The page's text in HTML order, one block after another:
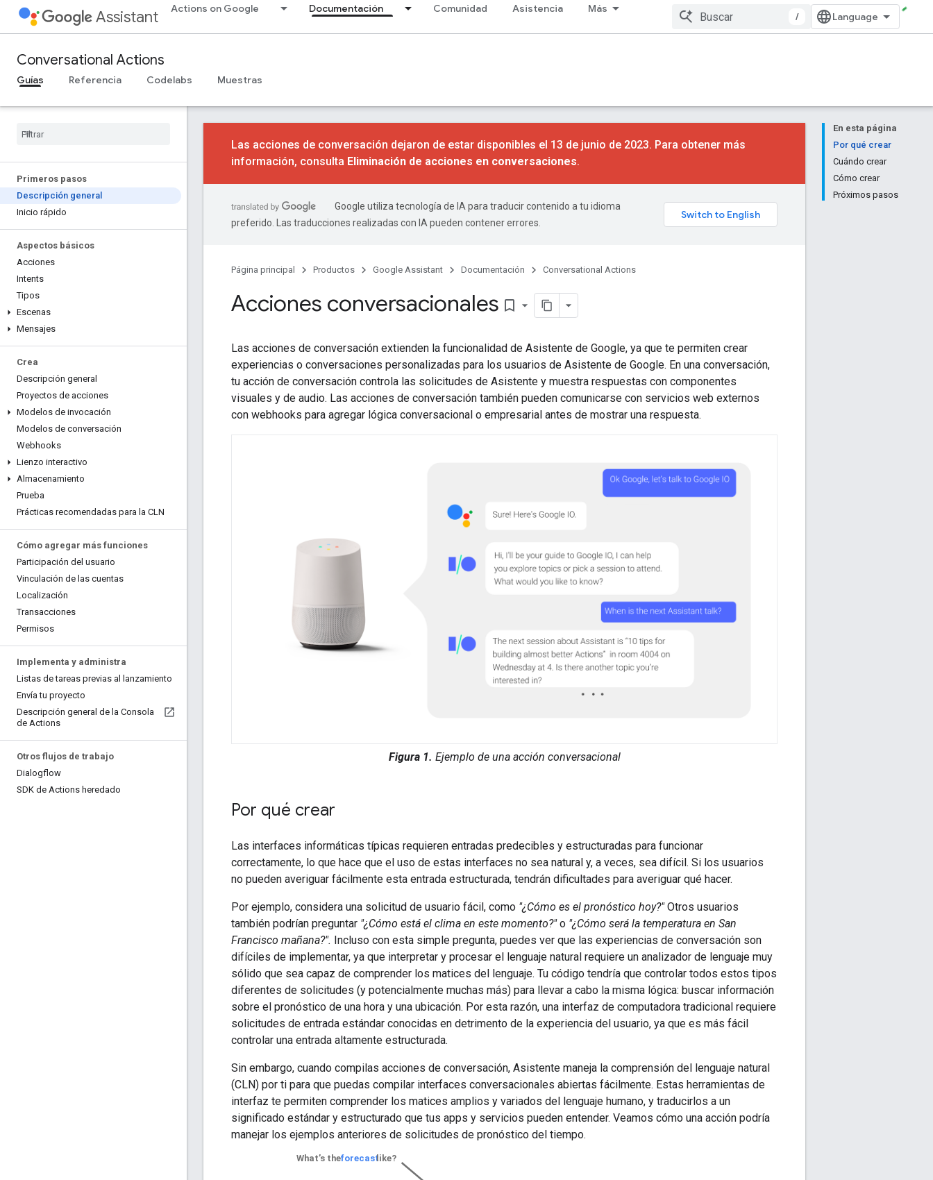
Assistant Actions on Google Documentación Comunidad Asistencia Más
/
Conversational Actions
Guías Referencia Codelabs Muestras
Primeros pasos
Descripción general
Inicio rápido
Aspectos básicos
Acciones
Intents
Tipos
Escenas
Mensajes
Crea
Descripción general
Proyectos de acciones
Modelos de invocación
Modelos de conversación
Webhooks
Lienzo interactivo
Almacenamiento
Prueba
Prácticas recomendadas para la CLN
Cómo agregar más funciones
Participación del usuario
Vinculación de las cuentas
Localización
Transacciones
Permisos
Implementa y administra
Listas de tareas previas al lanzamiento
Envía tu proyecto
Descripción general de la Consola
de Actions
Otros flujos de trabajo
Dialogflow
SDK de Actions heredado
En esta página
Por qué crear
Cuándo crear
Cómo crear
Próximos pasos
Las acciones de conversación dejaron de estar disponibles el 13 de junio de 2023. Para obtener más
información, consulta Eliminación de acciones en conversaciones.
Google utiliza tecnología de IA para traducir contenido a tu idioma
preferido. Las traducciones realizadas con IA pueden contener errores.
Página principal Productos Google Assistant Documentación Conversational Actions
Acciones conversacionales bookmark_border
Las acciones de conversación extienden la funcionalidad de Asistente de Google, ya que te permiten crear
experiencias o conversaciones personalizadas para los usuarios de Asistente de Google. En una conversación,
tu acción de conversación controla las solicitudes de Asistente y muestra respuestas con componentes
visuales y de audio. Las acciones de conversación también pueden comunicarse con servicios web externos
con webhooks para agregar lógica conversacional o empresarial antes de mostrar una respuesta.
Figura 1. Ejemplo de una acción conversacional
Por qué crear
Las interfaces informáticas típicas requieren entradas predecibles y estructuradas para funcionar
correctamente, lo que hace que el uso de estas interfaces no sea natural y, a veces, sea difícil. Si los usuarios
no pueden averiguar fácilmente esta entrada estructurada, tendrán dificultades para averiguar qué hacer.
Por ejemplo, considera una solicitud de usuario fácil, como "¿Cómo es el pronóstico hoy?"Otros usuarios
también podrían preguntar "¿Cómo está el clima en este momento?"o "¿Cómo será la temperatura en San
Francisco mañana?". Incluso con esta simple pregunta, puedes ver que las experiencias de conversación son
difíciles de implementar, ya que interpretar y procesar el lenguaje natural requiere un analizador de lenguaje muy
sólido que sea capaz de comprender los matices del lenguaje. Tu código tendría que controlar todos estos tipos
diferentes de solicitudes (y potencialmente muchas más) para llevar a cabo la misma lógica: buscar información
sobre el pronóstico de una hora y una ubicación. Por esta razón, una interfaz de computadora tradicional requiere
solicitudes de entrada estándar conocidas en detrimento de la experiencia del usuario, ya que es más fácil
controlar una entrada altamente estructurada.
Sin embargo, cuando compilas acciones de conversación, Asistente maneja la comprensión del lenguaje natural
(CLN) por ti para que puedas compilar interfaces conversacionales abiertas fácilmente. Estas herramientas de
interfaz te permiten comprender los matices amplios y variados del lenguaje humano, y traducirlos a un
significado estándar y estructurado que tus apps y servicios pueden entender. Veamos cómo una acción podría
manejar los ejemplos anteriores de solicitudes de pronóstico del tiempo.